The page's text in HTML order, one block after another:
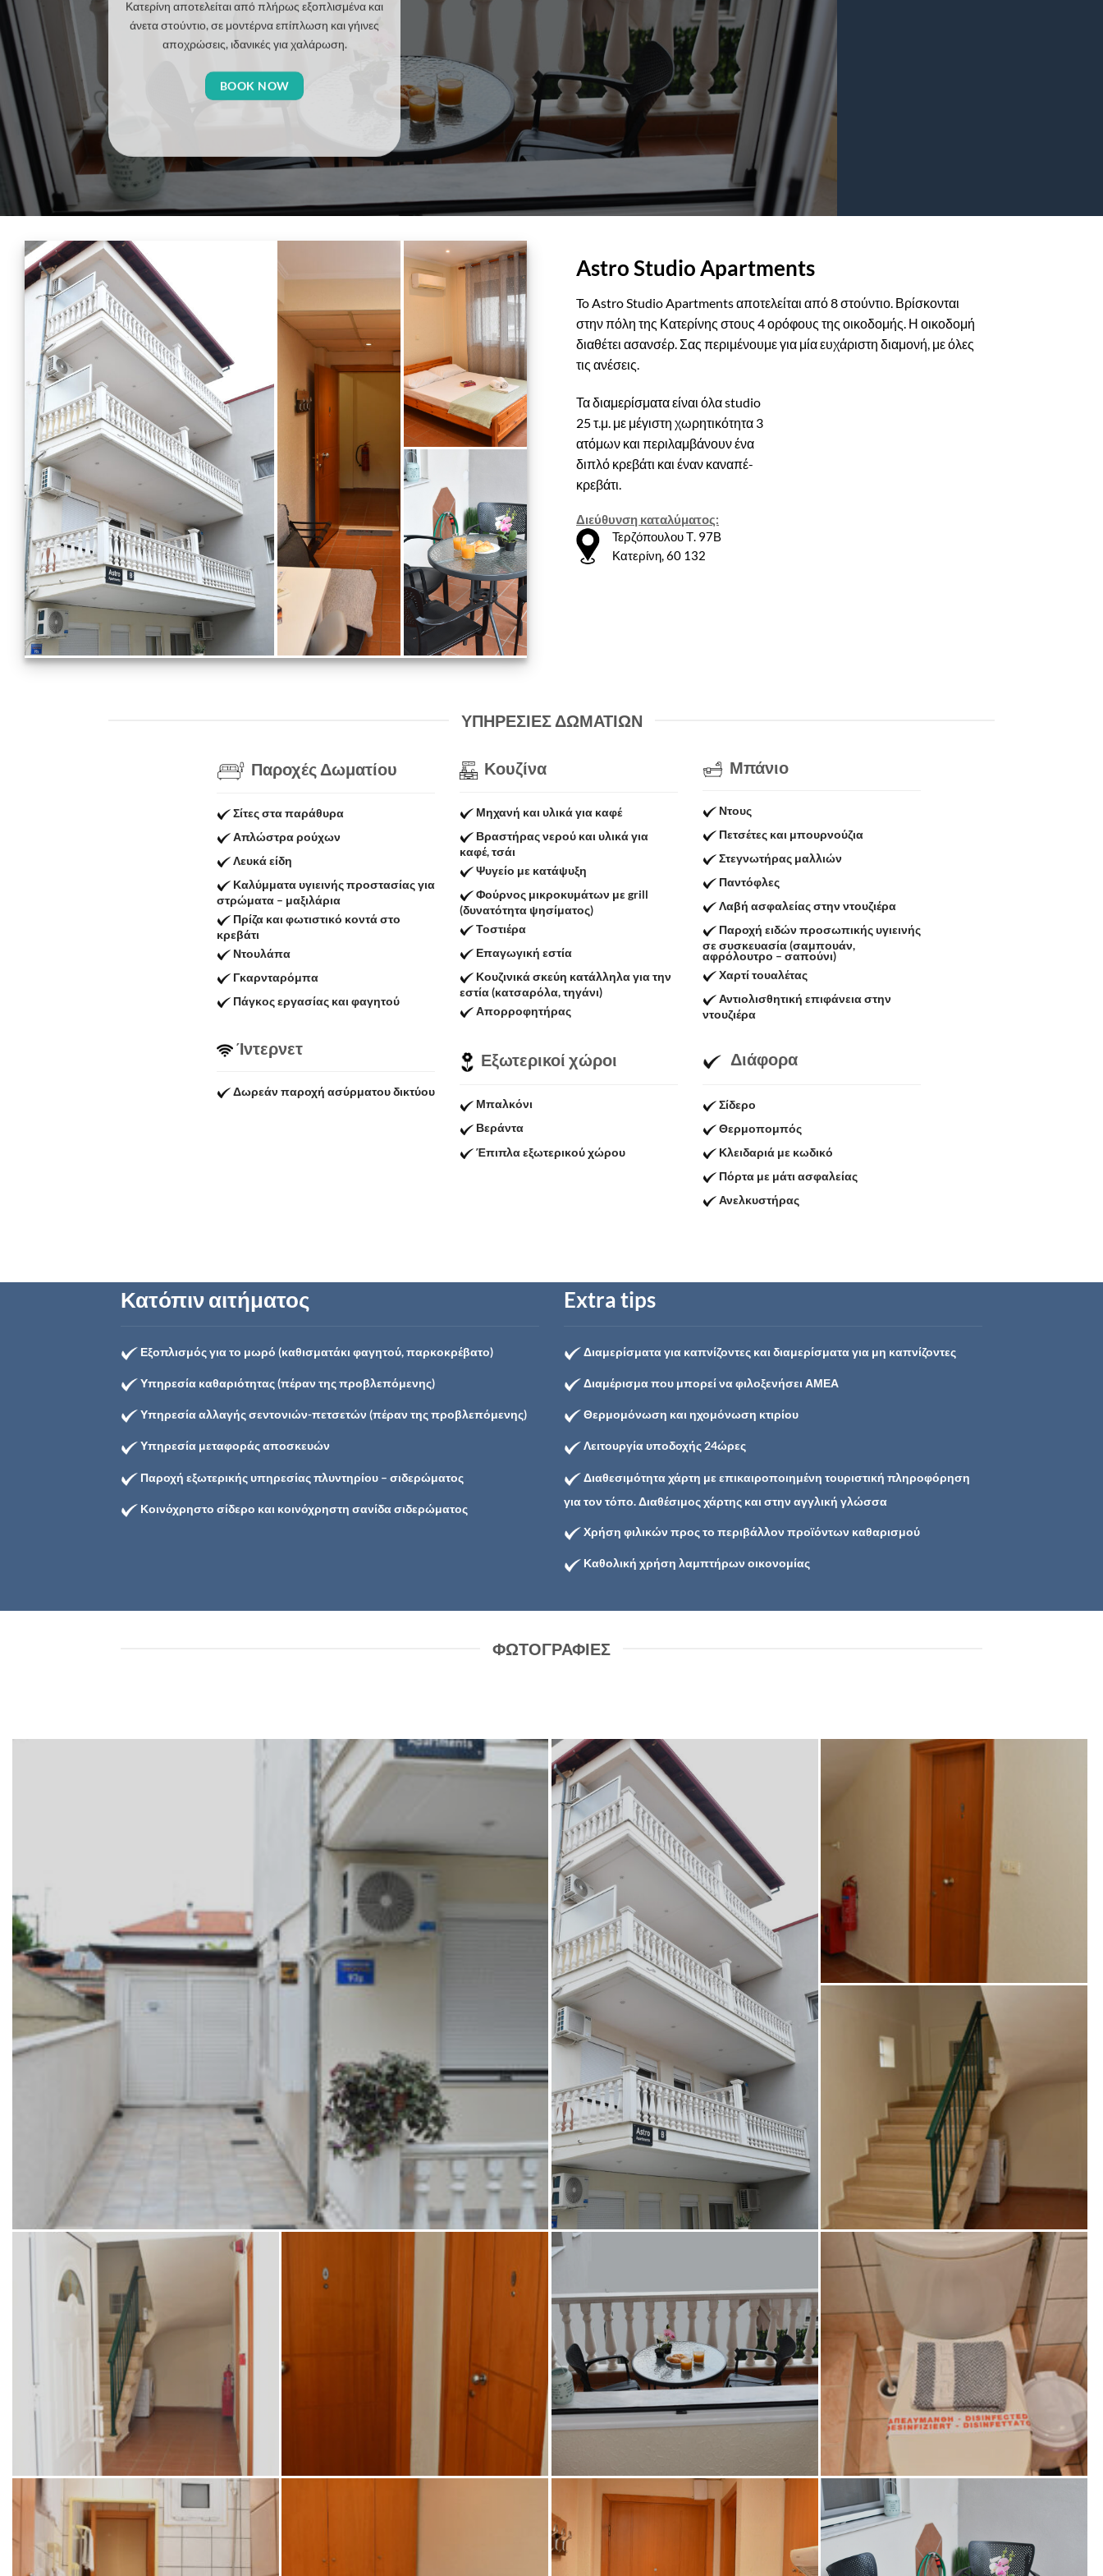
Κατερίνη αποτελείται από πλήρως εξοπλισμένα και
άνετα στούντιο, σε μοντέρνα επίπλωση και γήινες
αποχρώσεις, ιδανικές για χαλάρωση.
BOOK NOW
Astro Studio Apartments
To Astro Studio Apartments αποτελείται από 8 στούντιο. Βρίσκονται
στην πόλη της Κατερίνης στους 4 ορόφους της οικοδομής. Η οικοδομή
διαθέτει ασανσέρ. Σας περιμένουμε για μία ευχάριστη διαμονή, με όλες
τις ανέσεις.
Τα διαμερίσματα είναι όλα studio
25 τ.μ. με μέγιστη χωρητικότητα 3
ατόμων και περιλαμβάνουν ένα
διπλό κρεβάτι και έναν καναπέ-
κρεβάτι.
Διεύθυνση καταλύματος:
Τερζόπουλου Τ. 97Β
Κατερίνη, 60 132
ΥΠΗΡΕΣΙΕΣ ΔΩΜΑΤΙΩΝ
Παροχές Δωματίου
Σίτες στα παράθυρα
Απλώστρα ρούχων
Λευκά είδη
Καλύμματα υγιεινής προστασίας για
στρώματα – μαξιλάρια
Πρίζα και φωτιστικό κοντά στο
κρεβάτι
Ντουλάπα
Γκαρνταρόμπα
Πάγκος εργασίας και φαγητού
Ίντερνετ
Δωρεάν παροχή ασύρματου δικτύου
Κουζίνα
Μηχανή και υλικά για καφέ
Βραστήρας νερού και υλικά για
καφέ, τσάι
Ψυγείο με κατάψυξη
Φούρνος μικροκυμάτων με grill
(δυνατότητα ψησίματος)
Τοστιέρα
Επαγωγική εστία
Κουζινικά σκεύη κατάλληλα για την
εστία (κατσαρόλα, τηγάνι)
Απορροφητήρας
Εξωτερικοί χώροι
Μπαλκόνι
Βεράντα
Έπιπλα εξωτερικού χώρου
Μπάνιο
Ντους
Πετσέτες και μπουρνούζια
Στεγνωτήρας μαλλιών
Παντόφλες
Λαβή ασφαλείας στην ντουζιέρα
Παροχή ειδών προσωπικής υγιεινής
σε συσκευασία (σαμπουάν,
αφρόλουτρο – σαπούνι)
Χαρτί τουαλέτας
Αντιολισθητική επιφάνεια στην
ντουζιέρα
Διάφορα
Σίδερο
Θερμοπομπός
Κλειδαριά με κωδικό
Πόρτα με μάτι ασφαλείας
Ανελκυστήρας
Κατόπιν αιτήματος
Εξοπλισμός για το μωρό (καθισματάκι φαγητού, παρκοκρέβατο)
Υπηρεσία καθαριότητας (πέραν της προβλεπόμενης)
Υπηρεσία αλλαγής σεντονιών-πετσετών (πέραν της προβλεπόμενης)
Υπηρεσία μεταφοράς αποσκευών
Παροχή εξωτερικής υπηρεσίας πλυντηρίου – σιδερώματος
Κοινόχρηστο σίδερο και κοινόχρηστη σανίδα σιδερώματος
Extra tips
Διαμερίσματα για καπνίζοντες και διαμερίσματα για μη καπνίζοντες
Διαμέρισμα που μπορεί να φιλοξενήσει ΑΜΕΑ
Θερμομόνωση και ηχομόνωση κτιρίου
Λειτουργία υποδοχής 24ώρες
Διαθεσιμότητα χάρτη με επικαιροποιημένη τουριστική πληροφόρηση
για τον τόπο. Διαθέσιμος χάρτης και στην αγγλική γλώσσα
Χρήση φιλικών προς το περιβάλλον προϊόντων καθαρισμού
Καθολική χρήση λαμπτήρων οικονομίας
ΦΩΤΟΓΡΑΦΙΕΣ